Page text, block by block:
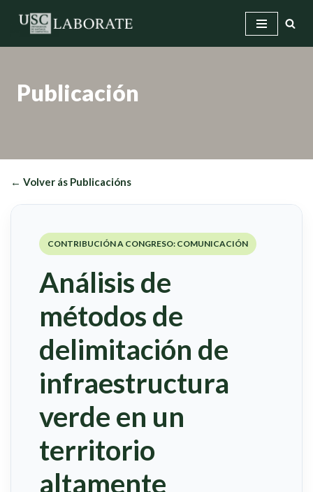
Saltar
Publicación
← Volver ás Publicacións
CONTRIBUCIÓN A CONGRESO: COMUNICACIÓN
Análisis de
métodos de
delimitación de
infraestructura
verde en un
territorio
altamente